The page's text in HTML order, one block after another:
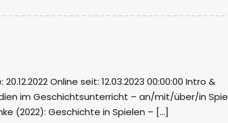
Online seit: 12.03.2023 00:00:00 Intro &
im Geschichtsunterricht – an/mit/über/in
(2022): Geschichte in Spielen – […]